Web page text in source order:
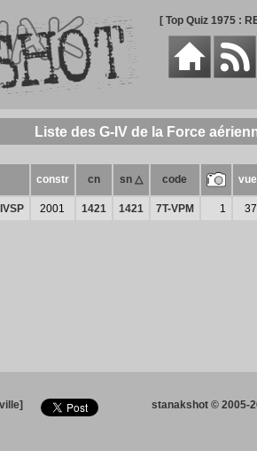
[ Top Quiz 1975 :
Liste des G-IV de la Force
constr cn sn △ code
2001 1421 1421 7T-VPM 1
stanakshot © 2005-